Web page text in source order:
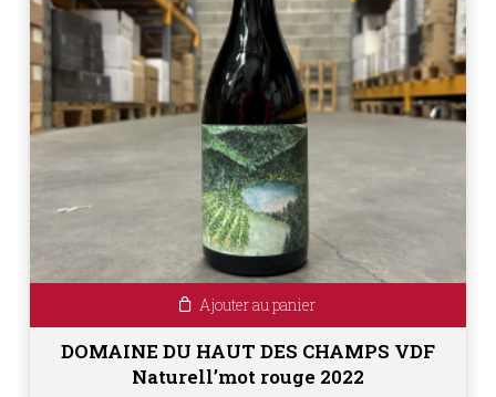
Ajouter au panier
DOMAINE DU HAUT DES CHAMPS VDF
Naturell’mot rouge 2022